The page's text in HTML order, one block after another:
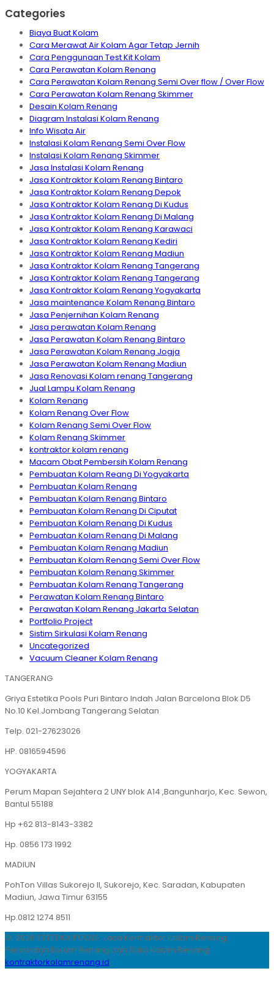
Categories
Biaya Buat Kolam
Cara Merawat Air Kolam Agar Tetap Jernih
Cara Penggunaan Test Kit Kolam
Cara Perawatan Kolam Renang
Cara Perawatan Kolam Renang Semi Over flow / Over Flow
Cara Perawatan Kolam Renang Skimmer
Desain Kolam Renang
Diagram Instalasi Kolam Renang
Info Wisata Air
Instalasi Kolam Renang Semi Over Flow
Instalasi Kolam Renang Skimmer
Jasa Instalasi Kolam Renang
Jasa Kontraktor Kolam Renang Bintaro
Jasa Kontraktor Kolam Renang Depok
Jasa Kontraktor Kolam Renang Di Kudus
Jasa Kontraktor Kolam Renang Di Malang
Jasa Kontraktor Kolam Renang Karawaci
Jasa Kontraktor Kolam Renang Kediri
Jasa Kontraktor Kolam Renang Madiun
Jasa Kontraktor Kolam Renang Tangerang
Jasa Kontraktor Kolam Renang Tangerang
Jasa Kontraktor Kolam Renang Yogyakarta
Jasa maintenance Kolam Renang Bintaro
Jasa Penjernihan Kolam Renang
Jasa perawatan Kolam Renang
Jasa Perawatan Kolam Renang Bintaro
Jasa Perawatan Kolam Renang Jogja
Jasa Perawatan Kolam Renang Madiun
Jasa Renovasi Kolam renang Tangerang
Jual Lampu Kolam Renang
Kolam Renang
Kolam Renang Over Flow
Kolam Renang Semi Over Flow
Kolam Renang Skimmer
kontraktor kolam renang
Macam Obat Pembersih Kolam Renang
Pembuatan Kolam Reang Di Yogyakarta
Pembuatan Kolam Renang
Pembuatan Kolam Renang Bintaro
Pembuatan Kolam Renang Di Ciputat
Pembuatan Kolam Renang Di Kudus
Pembuatan Kolam Renang Di Malang
Pembuatan Kolam Renang Madiun
Pembuatan Kolam Renang Semi Over Flow
Pembuatan Kolam Renang Skimmer
Pembuatan Kolam Renang Tangerang
Perawatan Kolam Renang Bintaro
Perawatan Kolam Renang Jakarta Selatan
Portfolio Project
Sistim Sirkulasi Kolam Renang
Uncategorized
Vacuum Cleaner Kolam Renang
TANGERANG
Griya Estetika Pools Puri Bintaro Indah Jalan Barcelona Blok D5
No.10 Kel.Jombang Tangerang Selatan
Telp. 021-27623026
HP. 0816594596
YOGYAKARTA
Perum Mapan Sejahtera 2 UNY blok A14 ,Bangunharjo, Kec. Sewon,
Bantul 55188
Hp +62 813-8143-3382
Hp. 0856 173 1992
MADIUN
PohTon Villas Sukorejo II, Sukorejo, Kec. Saradan, Kabupaten
Madiun, Jawa Timur 63155
Hp.0812 1274 8511
© 2026 ESTETIKA POOLS. Jasa Kontraktor Kolam Renang,
Perawatan Kolam Renang dan Toko Kolam Renang
kontraktorkolamrenang.id.